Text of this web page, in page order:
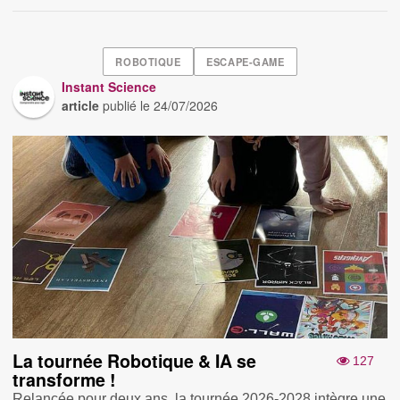
ROBOTIQUE ESCAPE-GAME
Instant Science
article publié le24/07/2026
127
La tournée Robotique & IA se
transforme !